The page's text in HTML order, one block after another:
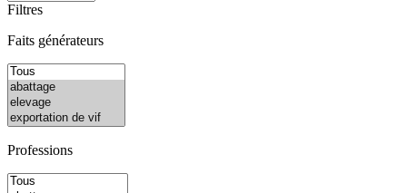
Filtres
Faits générateurs
Professions